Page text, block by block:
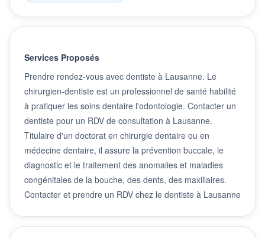
Services Proposés
Prendre rendez-vous avec dentiste à Lausanne. Le
chirurgien-dentiste est un professionnel de santé habilité
à pratiquer les soins dentaire l'odontologie. Contacter un
dentiste pour un RDV de consultation à Lausanne.
Titulaire d'un doctorat en chirurgie dentaire ou en
médecine dentaire, il assure la prévention buccale, le
diagnostic et le traitement des anomalies et maladies
congénitales de la bouche, des dents, des maxillaires.
Contacter et prendre un RDV chez le dentiste à Lausanne